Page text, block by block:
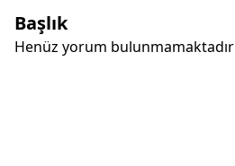
Başlık
Henüz yorum bulunmamaktadır